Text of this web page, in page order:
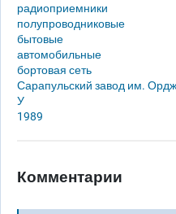
радиоприемники
полупроводниковые
бытовые
автомобильные
бортовая сеть
Сарапульский завод им.
У
1989
Комментарии